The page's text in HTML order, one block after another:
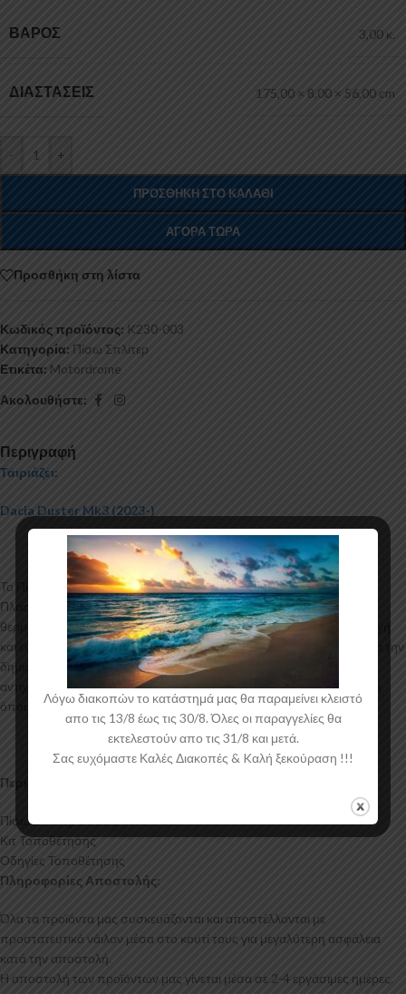
ΒΆΡΟΣ 3,00 κ.
ΔΙΑΣΤΆΣΕΙΣ 175,00 × 8,00 × 56,00 cm
- +
ΠΡΟΣΘΉΚΗ ΣΤΟ ΚΑΛΆΘΙ
ΑΓΟΡΆ ΤΏΡΑ
Προσθήκη στη λίστα
Κωδικός προϊόντος: K230-003
Κατηγορία: Πίσω Σπλίτερ
Ετικέτα: Motordrome
Ακολουθήστε:
Περιγραφή
Ταιριάζει:
Dacia Duster Mk3 (2023-)
Το Πίσω Σπλίτερ για το Dacia Duster Mk3 κατασκευάζεται από ABS
Πλαστικό υψηλής ποιότητας και αισθητικής σε μηχανές
θερμοδιαμόρφωσης τελευταίας τεχνολογίας έχοντας άψογη εφαρμογή
και εύκολη τοποθέτηση. Το υλικό πλαστικού που χρησιμοποιείται για την
δημιουργία προϊόντων έρχεται σε Μαύρο Γυαλιστερό χρώμα και με
αντιχαρακτική επιφάνεια. Συνοδεύεται από προστατευτική μεμβράνη
όπου αφαιρείται πριν την τοποθέτηση.
Περιεχόμενα Συσκευασίας:
Πίσω Σπλίτερ Dacia Duster Mk3
Κιτ Τοποθέτησης
Οδηγίες Τοποθέτησης
Πληροφορίες Αποστολής:
Όλα τα προϊόντα μας συσκευάζονται και αποστέλλονται με
προστατευτικό νάιλον μέσα στο κουτί τους για μεγαλύτερη ασφάλεια
κατά την αποστολή.
Η αποστολή των προϊόντων μας γίνεται μέσα σε 2-4 εργάσιμες ημέρες.
Λόγω διακοπών το κατάστημά μας θα παραμείνει κλειστό
απο τις 13/8 έως τις 30/8. Όλες οι παραγγελίες θα
εκτελεστούν απο τις 31/8 και μετά.
Σας ευχόμαστε Καλές Διακοπές & Kαλή ξεκούραση !!!